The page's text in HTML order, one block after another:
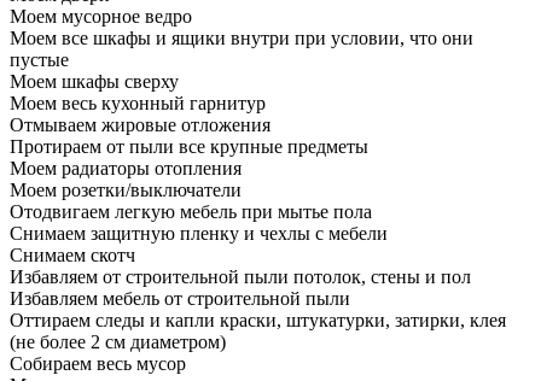
Моем мусорное ведро
Моем все шкафы и ящики внутри при условии, что они
пустые
Моем шкафы сверху
Моем весь кухонный гарнитур
Отмываем жировые отложения
Протираем от пыли все крупные предметы
Моем радиаторы отопления
Моем розетки/выключатели
Отодвигаем легкую мебель при мытье пола
Снимаем защитную пленку и чехлы с мебели
Снимаем скотч
Избавляем от строительной пыли потолок, стены и пол
Избавляем мебель от строительной пыли
Оттираем следы и капли краски, штукатурки, затирки, клея
(не более 2 см диаметром)
Собираем весь мусор